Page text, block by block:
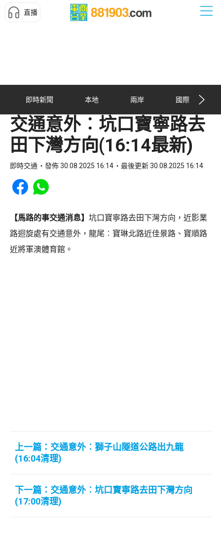
直播
即時新聞 本地 兩岸 國際
交通意外︰坑口寶寧路去
田下灣方向(16:14最新)
即時交通 發佈 30.08.2025 16:14 最後更新 30.08.2025 16:14
Share to Facebook
Share to WhatsApp
【馬路的事交通消息】 坑口寶寧路去田下灣方向，近影業
路迴旋處有交通意外，龍尾︰寶琳北路近佳景路、寶順路
近將軍澳體育館。
上一篇：交通意外︰獅子山隧道公路出九龍
(16:04清理)
下一篇：交通意外︰坑口寶寧路去田下灣方向
(17:00清理)